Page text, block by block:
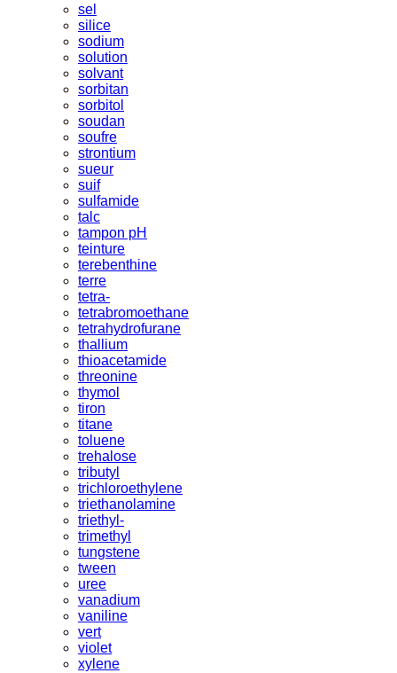
sel
silice
sodium
solution
solvant
sorbitan
sorbitol
soudan
soufre
strontium
sueur
suif
sulfamide
talc
tampon pH
teinture
terebenthine
terre
tetra-
tetrabromoethane
tetrahydrofurane
thallium
thioacetamide
threonine
thymol
tiron
titane
toluene
trehalose
tributyl
trichloroethylene
triethanolamine
triethyl-
trimethyl
tungstene
tween
uree
vanadium
vaniline
vert
violet
xylene